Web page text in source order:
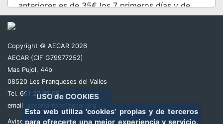
USO de COOKIES
Esta web utiliza 'cookies' propias y de terceros
para ofrecerte una mejor experiencia y servicio.
anteriores es de 35€ los 7 primeros días y de
40€ el resto de días hasta el cierre de las
Personal Organizativo:
Director de carrera: Andrés Sánchez
Referee de dirección:
Cronometraje: Miguel A. Zurita
Responsable Boxes: Nereo Jiménez y Roberto
Rico
Copyright © AECAR 2026
AECAR (CIF G79977252)
Mas Pujol, 44b
08520 Les Franqueses del Valles
Tel. 661 27 78 99
email:
aecar(arroba)aecar.org
Aviso Legal